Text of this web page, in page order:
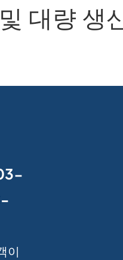
대량 생
이